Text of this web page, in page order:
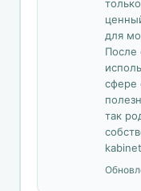
для
После
сфере
так